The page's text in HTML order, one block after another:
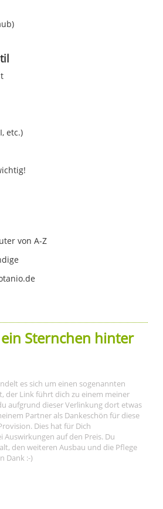
etc.)
von A-Z
Sternchen hinter
es sich um einen sogenannten
der Link führt dich zu einem meiner
aufgrund dieser Verlinkung dort etwas
Partner als Dankeschön für diese
Dies hat für Dich
auf den Preis. Du
den weiteren Ausbau und die Pflege
Dank :-)